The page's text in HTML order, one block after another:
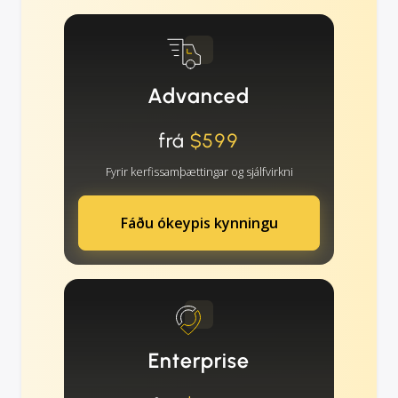
Advanced
frá $599
Fyrir kerfissamþættingar og sjálfvirkni
Fáðu ókeypis kynningu
Enterprise